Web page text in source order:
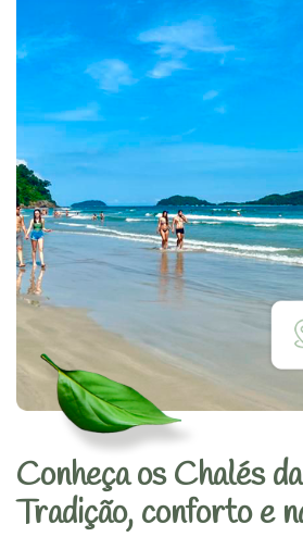
Conheça os Chalés
Tradição, conforto e